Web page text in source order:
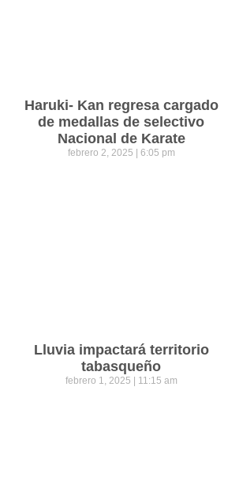
Haruki- Kan regresa cargado
de medallas de selectivo
Nacional de Karate
febrero 2, 2025 6:05 pm
Lluvia impactará territorio
tabasqueño
febrero 1, 2025 11:15 am